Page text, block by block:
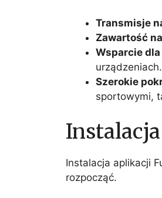
Transmisje
Zawartość
Wsparcie
urządzeniach.
Szerokie
sportowymi,
Instalacja aplikacji
rozpocząć.